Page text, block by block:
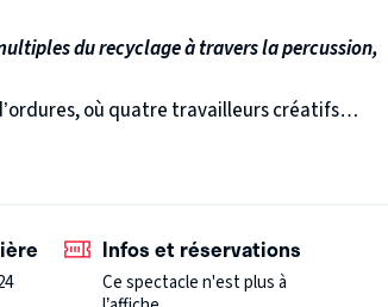
du recyclage à travers la percussion,
où quatre travailleurs créatifs
au public l’excès de consumérisme
pleins d’esprit et d’humour.
Infos et réservations
Ce spectacle n'est plus à